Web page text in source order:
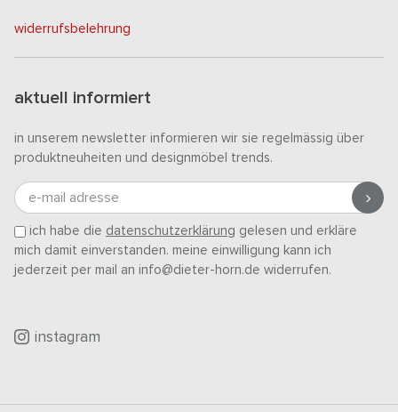
widerrufsbelehrung
aktuell informiert
in unserem newsletter informieren wir sie regelmässig über
produktneuheiten und designmöbel trends.
e-mail adresse
ich habe die datenschutzerklärung gelesen und erkläre
mich damit einverstanden. meine einwilligung kann ich
jederzeit per mail an info@dieter-horn.de widerrufen.
instagram